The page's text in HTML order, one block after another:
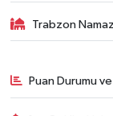
Trabzon
Puan Durumu